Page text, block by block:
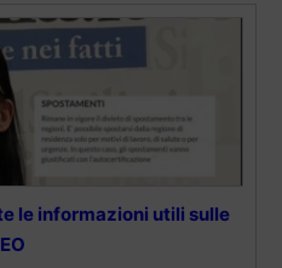
le informazioni utili sulle